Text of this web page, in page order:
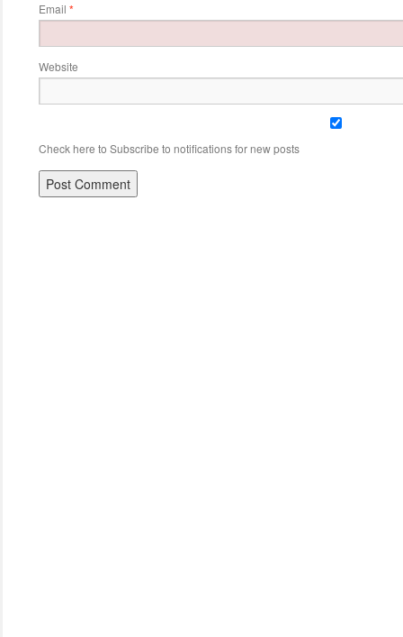
Email *
Website
Check here to Subscribe to notifications for new posts